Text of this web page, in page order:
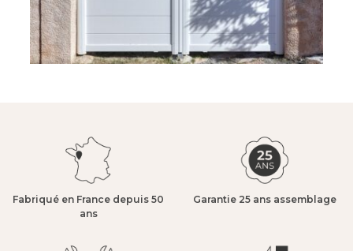
Fabriqué en France depuis 50
ans​
Garantie 25 ans assemblage​